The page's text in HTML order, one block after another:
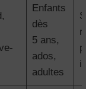
Enfants
dès
5 ans,
ados,
adultes